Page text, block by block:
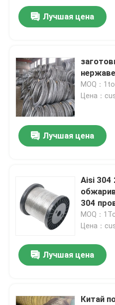
Лучшая цена
MOQ：
Цена：
Лучшая цена
Aisi 304
304
MOQ：
Цена：
Лучшая цена
Китай